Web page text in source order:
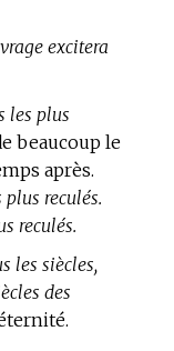
excitera
les plus
beaucoup le
après.
reculés.
reculés.
les siècles,
des